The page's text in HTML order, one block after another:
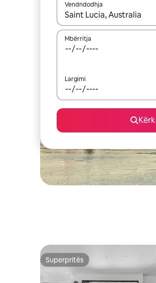
Vendndodhja
Kur rezultatet të jenë të
Mbërritja
Largimi
Superpritës
Superpritës